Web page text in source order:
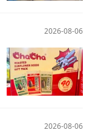
2026-08-06
2026-08-06